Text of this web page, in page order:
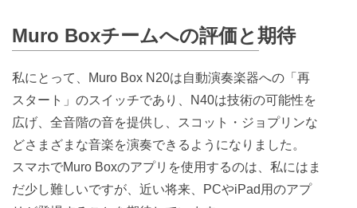
Muro Boxチームへの評価と期待
私にとって、Muro Box N20は自動演奏楽器への「再
スタート」のスイッチであり、N40は技術の可能性を
広げ、全音階の音を提供し、スコット・ジョプリンな
どさまざまな音楽を演奏できるようになりました。
スマホでMuro Boxのアプリを使用するのは、私にはま
だ少し難しいですが、近い将来、PCやiPad用のアプ